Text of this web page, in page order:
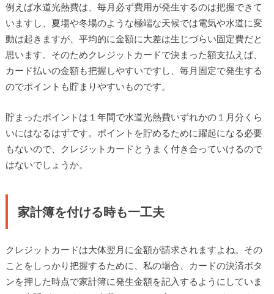
例えば水道光熱費は、毎月必ず費用が発生するのは把握できて
いますし、夏場や冬場のような極端な天候では電気や水道に変
動は起きますが、平均的に金額に大差は生じづらい固定費だと
思います。そのためクレジットカードで決まった額支払えば、
カード払いの金額も把握しやすいですし、毎月固定で発生する
のでポイントも貯まりやすいものです。
貯まったポイントは１年間で水道光熱費いずれかの１月分くら
いにはなるはずです。ポイントを貯めるために躍起になる必要
もないので、クレジットカードとうまく付き合っていけるので
はないでしょうか。
家計簿を付ける時も一工夫
クレジットカードは大体翌月に金額が請求されますよね。その
ことをしっかり把握するために、私の場合、カードの決済ボタ
ンを押した時点で家計簿に発生金額を記入するようにしていま